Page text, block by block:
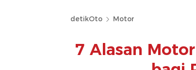
detikOto Motor
7 Alasan